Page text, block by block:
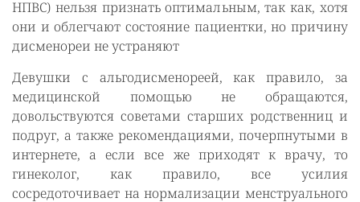
НПВС) нельзя признать оптимальным, так как, хотя
они и облегчают состояние пациентки, но причину
дисменореи не устраняют
Девушки с альгодисменореей, как правило, за
медицинской помощью не обращаются,
довольствуются советами старших родственниц и
подруг, а также рекомендациями, почерпнутыми в
интернете, а если все же приходят к врачу, то
гинеколог, как правило, все усилия
сосредоточивает на нормализации менструального